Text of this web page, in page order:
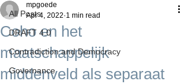
All Posts
DRAFT 4.0
Contradiction and Democracy
Governance
Coho en het
maatschappelijk
middenveld als separaat
mpgoede
Apr 4, 2022 1 min read